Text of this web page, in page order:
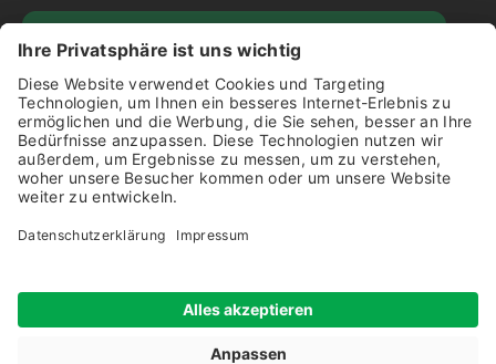
Impressum Disclaimer Datenschutz